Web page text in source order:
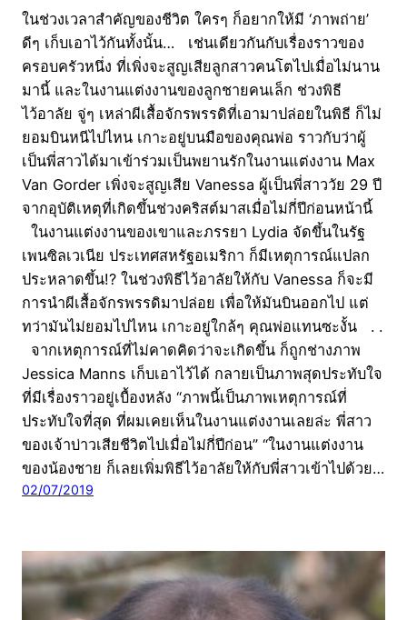
ในช่วงเวลาสำคัญของชีวิต ใครๆ ก็อยากให้มี ‘ภาพถ่าย’
ดีๆ เก็บเอาไว้กันทั้งนั้น… เช่นเดียวกันกับเรื่องราวของ
ครอบครัวหนึ่ง ที่เพิ่งจะสูญเสียลูกสาวคนโตไปเมื่อไม่นาน
มานี้ และในงานแต่งงานของลูกชายคนเล็ก ช่วงพิธี
ไว้อาลัย จู่ๆ เหล่าผีเสื้อจักรพรรดิที่เอามาปล่อยในพิธี ก็ไม่
ยอมบินหนีไปไหน เกาะอยู่บนมือของคุณพ่อ ราวกับว่าผู้
เป็นพี่สาวได้มาเข้าร่วมเป็นพยานรักในงานแต่งงาน Max
Van Gorder เพิ่งจะสูญเสีย Vanessa ผู้เป็นพี่สาววัย 29 ปี
จากอุบัติเหตุที่เกิดขึ้นช่วงคริสต์มาสเมื่อไม่กี่ปีก่อนหน้านี้
ในงานแต่งงานของเขาและภรรยา Lydia จัดขึ้นในรัฐ
เพนซิลเวเนีย ประเทศสหรัฐอเมริกา ก็มีเหตุการณ์แปลก
ประหลาดขึ้น!? ในช่วงพิธีไว้อาลัยให้กับ Vanessa ก็จะมี
การนำผีเสื้อจักรพรรดิมาปล่อย เพื่อให้มันบินออกไป แต่
ทว่ามันไม่ยอมไปไหน เกาะอยู่ใกล้ๆ คุณพ่อแทนซะงั้น . .
จากเหตุการณ์ที่ไม่คาดคิดว่าจะเกิดขึ้น ก็ถูกช่างภาพ
Jessica Manns เก็บเอาไว้ได้ กลายเป็นภาพสุดประทับใจ
ที่มีเรื่องราวอยู่เบื้องหลัง “ภาพนี้เป็นภาพเหตุการณ์ที่
ประทับใจที่สุด ที่ผมเคยเห็นในงานแต่งงานเลยล่ะ พี่สาว
ของเจ้าบ่าวเสียชีวิตไปเมื่อไม่กี่ปีก่อน” “ในงานแต่งงาน
ของน้องชาย ก็เลยเพิ่มพิธีไว้อาลัยให้กับพี่สาวเข้าไปด้วย…
02/07/2019